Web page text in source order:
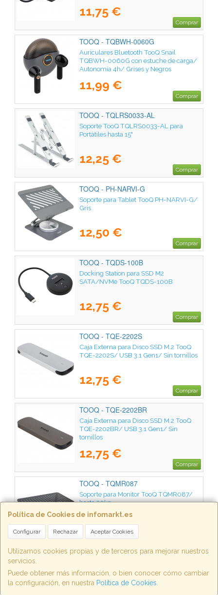
11,75 €
Comprar
TOOQ - TQBWH-0060G
Auriculares Bluetooth TooQ Snail
TQBWH-0060G con estuche de carga/
Autonomía 4h/ Grises y Negros
11,99 €
Comprar
TOOQ - TQLRS0033-AL
Soporte TooQ TQLRS0033-AL para
Portátiles hasta 15"
12,25 €
Comprar
TOOQ - PH-NARVI-G
Soporte para Tablet TooQ PH-NARVI-G/
Gris
12,50 €
Comprar
TOOQ - TQDS-100B
Docking Station para SSD M2
SATA/NVMe TooQ TQDS-100B
12,75 €
Comprar
TOOQ - TQE-2202S
Caja Externa para Disco SSD M.2 TooQ
TQE-2202S/ USB 3.1 Gen1/ Sin tornillos
12,75 €
Comprar
TOOQ - TQE-2202BR
Caja Externa para Disco SSD M.2 TooQ
TQE-2202BR/ USB 3.1 Gen1/ Sin
tornillos
12,75 €
Comprar
TOOQ - TQMR087
Soporte para Monitor TooQ TQMR087/
hasta 20kg
12,75 €
TOOQ - LP1345TN-B
Inclinable TooQ LP1345TN-B para TV de
13-43"/ hasta 20kg
Política de Cookies de infomarkt.es
Configurar Rechazar Aceptar Cookies
Utilizamos cookies propias y de terceros para mejorar nuestros
servicios.
Puede obtener más información, o bien conocer cómo cambiar
la configuración, en nuestra Política de Cookies